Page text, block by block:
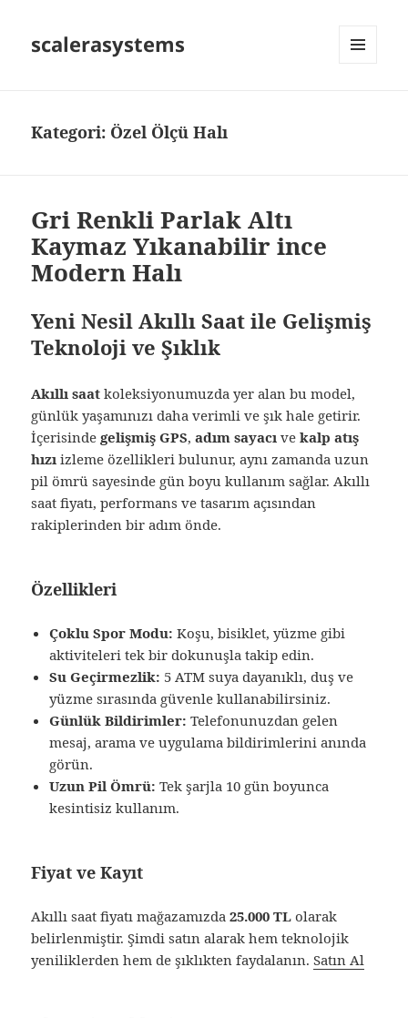
scalerasystems
Kategori: Özel Ölçü Halı
Gri Renkli Parlak Altı
Kaymaz Yıkanabilir ince
Modern Halı
Yeni Nesil Akıllı Saat ile Gelişmiş
Teknoloji ve Şıklık
Akıllı saat koleksiyonumuzda yer alan bu model,
günlük yaşamınızı daha verimli ve şık hale getirir.
İçerisindegelişmiş GPS,adım sayacı vekalp atış
hızı izleme özellikleri bulunur, aynı zamanda uzun
pil ömrü sayesinde gün boyu kullanım sağlar. Akıllı
saat fiyatı, performans ve tasarım açısından
rakiplerinden bir adım önde.
Özellikleri
Çoklu Spor Modu: Koşu, bisiklet, yüzme gibi
aktiviteleri tek bir dokunuşla takip edin.
Su Geçirmezlik: 5 ATM suya dayanıklı, duş ve
yüzme sırasında güvenle kullanabilirsiniz.
Günlük Bildirimler: Telefonunuzdan gelen
mesaj, arama ve uygulama bildirimlerini anında
görün.
Uzun Pil Ömrü: Tek şarjla 10 gün boyunca
kesintisiz kullanım.
Fiyat ve Kayıt
Akıllı saat fiyatı mağazamızda25.000 TL olarak
belirlenmiştir. Şimdi satın alarak hem teknolojik
yeniliklerden hem de şıklıkten faydalanın.Satın Al